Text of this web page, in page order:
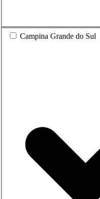
Campina Grande do Sul